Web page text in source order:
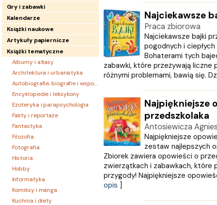
Gry i zabawki
Kalendarze
Książki naukowe
Artykuły papiernicze
Książki tematyczne
Albumy i atlasy
Architektura i urbanistyka
Autobiografie, biografie i wspomnienia
Encyklopedie i leksykony
Ezoteryka i parapsychologia
Fakty i reportaże
Fantastyka
Filozofia
Fotografia
Historia
Hobby
Informatyka
Komiksy i manga
Kuchnia i diety
Najciekawsze
Praca zbiorowa
Najciekawsze bajki
pogodnych i
Bohaterami tych
zabawki, które przeżywają liczne
różnymi problemami, bawią się.
Najpiękniejsze
przedszkolaka
Antosiewicza
Najpiękniejsze
zestaw najlepszych
Zbiorek zawiera opowieści o
zwierzątkach i zabawkach, które
przygody! Najpiękniejsze
opis ]